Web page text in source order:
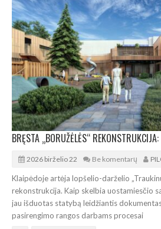
2026 birželio 22 Be komentarų
Klaipėdoje artėja lopšelio-darželio
rekonstrukcija. Kaip skelbia uostamiesčio
jau išduotas statybą leidžiantis
pasirengimo rangos darbams procesai